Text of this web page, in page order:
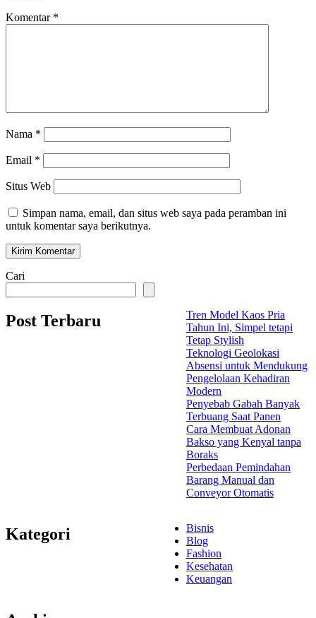
Komentar *
Nama *
Email *
Situs Web
Simpan nama, email, dan situs web saya pada peramban ini
untuk komentar saya berikutnya.
Cari
Post Terbaru
Tren Model Kaos Pria
Tahun Ini, Simpel tetapi
Tetap Stylish
Teknologi Geolokasi
Absensi untuk Mendukung
Pengelolaan Kehadiran
Modern
Penyebab Gabah Banyak
Terbuang Saat Panen
Cara Membuat Adonan
Bakso yang Kenyal tanpa
Boraks
Perbedaan Pemindahan
Barang Manual dan
Conveyor Otomatis
Kategori
Bisnis
Blog
Fashion
Kesehatan
Keuangan